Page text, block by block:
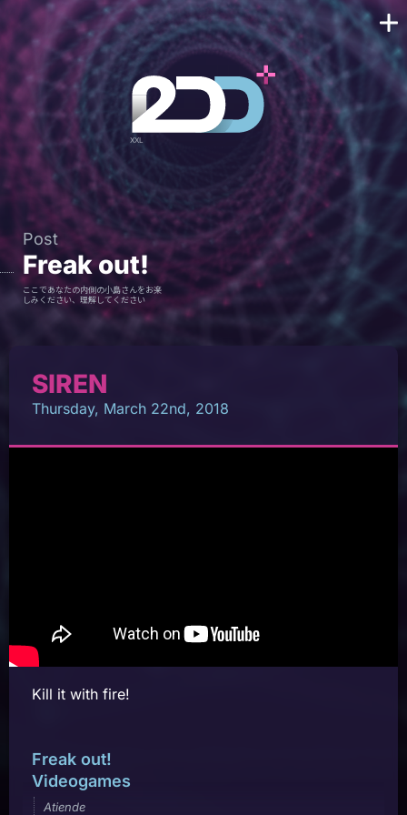
Post
Freak out!
ここであなたの内側の小島さんをお楽
しみください、理解してください
SIREN
Thursday, March 22nd, 2018
Kill it with fire!
Freak out!
Videogames
Atiende